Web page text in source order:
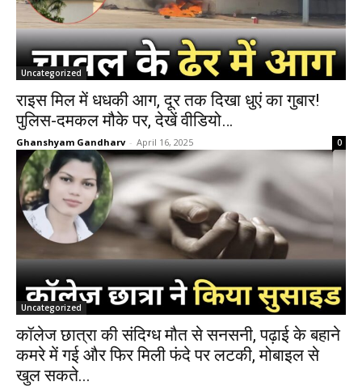
Uncategorized
राइस मिल में धधकी आग, दूर तक दिखा धुएं का गुबार!
पुलिस-दमकल मौके पर, देखें वीडियो…
Ghanshyam Gandharv - April 16, 2025 0
Uncategorized
कॉलेज छात्रा की संदिग्ध मौत से सनसनी, पढ़ाई के बहाने
कमरे में गई और फिर मिली फंदे पर लटकी, मोबाइल से
खुल सकते...